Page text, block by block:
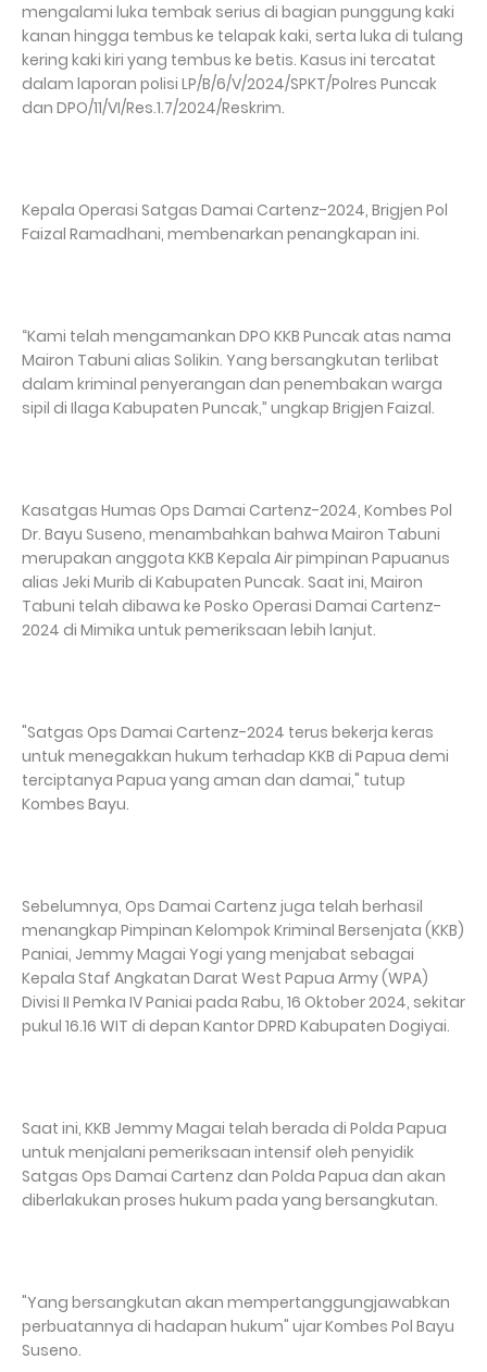
mengalami luka tembak serius di bagian punggung kaki
kanan hingga tembus ke telapak kaki, serta luka di tulang
kering kaki kiri yang tembus ke betis. Kasus ini tercatat
dalam laporan polisi LP/B/6/V/2024/SPKT/Polres Puncak
dan DPO/11/VI/Res.1.7/2024/Reskrim.
Kepala Operasi Satgas Damai Cartenz-2024, Brigjen Pol
Faizal Ramadhani, membenarkan penangkapan ini.
“Kami telah mengamankan DPO KKB Puncak atas nama
Mairon Tabuni alias Solikin. Yang bersangkutan terlibat
dalam kriminal penyerangan dan penembakan warga
sipil di Ilaga Kabupaten Puncak,” ungkap Brigjen Faizal.
Kasatgas Humas Ops Damai Cartenz-2024, Kombes Pol
Dr. Bayu Suseno, menambahkan bahwa Mairon Tabuni
merupakan anggota KKB Kepala Air pimpinan Papuanus
alias Jeki Murib di Kabupaten Puncak. Saat ini, Mairon
Tabuni telah dibawa ke Posko Operasi Damai Cartenz-
2024 di Mimika untuk pemeriksaan lebih lanjut.
"Satgas Ops Damai Cartenz-2024 terus bekerja keras
untuk menegakkan hukum terhadap KKB di Papua demi
terciptanya Papua yang aman dan damai," tutup
Kombes Bayu.
Sebelumnya, Ops Damai Cartenz juga telah berhasil
menangkap Pimpinan Kelompok Kriminal Bersenjata (KKB)
Paniai, Jemmy Magai Yogi yang menjabat sebagai
Kepala Staf Angkatan Darat West Papua Army (WPA)
Divisi II Pemka IV Paniai pada Rabu, 16 Oktober 2024, sekitar
pukul 16.16 WIT di depan Kantor DPRD Kabupaten Dogiyai.
Saat ini, KKB Jemmy Magai telah berada di Polda Papua
untuk menjalani pemeriksaan intensif oleh penyidik
Satgas Ops Damai Cartenz dan Polda Papua dan akan
diberlakukan proses hukum pada yang bersangkutan.
"Yang bersangkutan akan mempertanggungjawabkan
perbuatannya di hadapan hukum" ujar Kombes Pol Bayu
Suseno.